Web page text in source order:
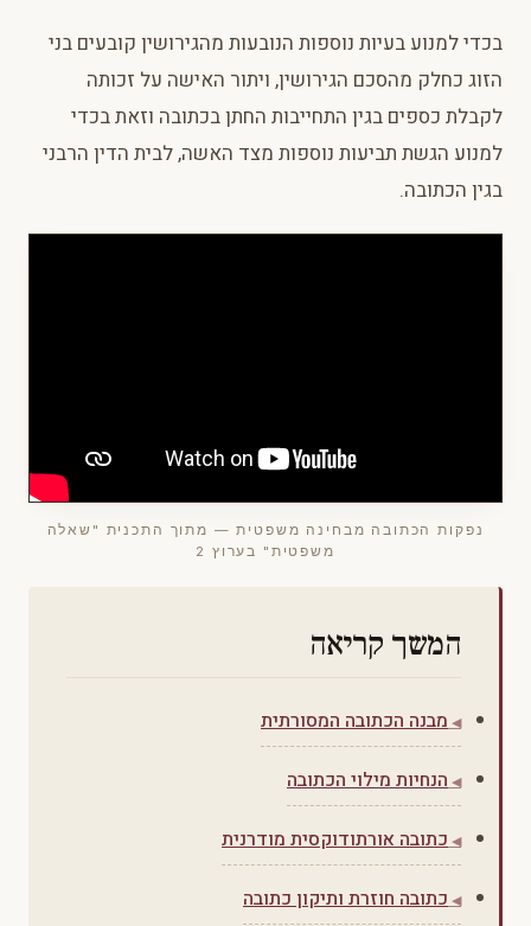
בכדי למנוע בעיות נוספות הנובעות מהגירושין קובעים בני
הזוג כחלק מהסכם הגירושין, ויתור האישה על זכותה
לקבלת כספים בגין התחייבות החתן בכתובה וזאת בכדי
למנוע הגשת תביעות נוספות מצד האשה, לבית הדין הרבני
בגין הכתובה.
נפקות הכתובה מבחינה משפטית — מתוך התכנית "שאלה
משפטית" בערוץ 2
המשך קריאה
מבנה הכתובה המסורתית
הנחיות מילוי הכתובה
כתובה אורתודוקסית מודרנית
כתובה חוזרת ותיקון כתובה